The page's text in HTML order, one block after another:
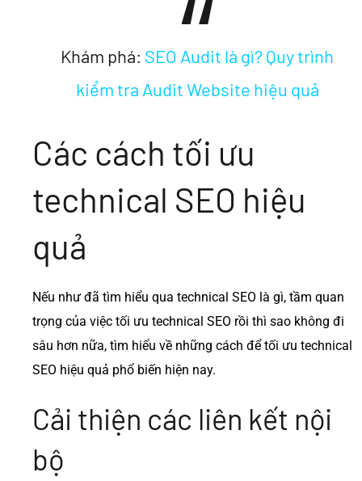
Khám phá: SEO Audit là gì? Quy trình
kiểm tra Audit Website hiệu quả
Các cách tối ưu
technical SEO hiệu
quả
Nếu như đã tìm hiểu qua technical SEO là gì, tầm quan
trọng của việc tối ưu technical SEO rồi thì sao không đi
sâu hơn nữa, tìm hiểu về những cách để tối ưu technical
SEO hiệu quả phổ biến hiện nay.
Cải thiện các liên kết nội
bộ